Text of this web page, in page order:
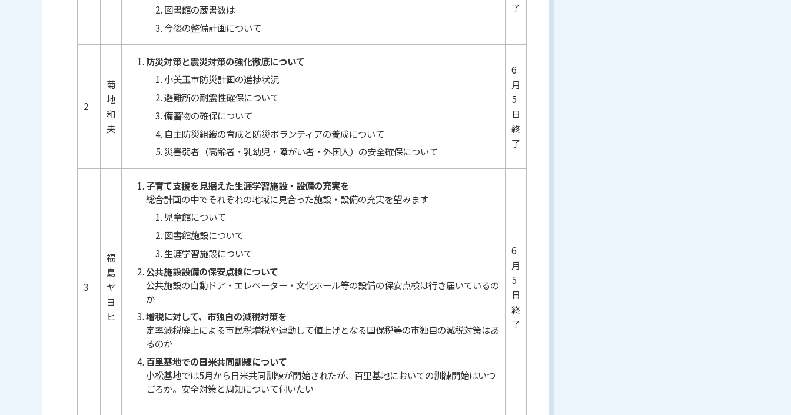
図書館の蔵書数は
今後の整備計画について
了
2
菊
地
和
夫
防災対策と震災対策の強化徹底について
小美玉市防災計画の進捗状況
避難所の耐震性確保について
備蓄物の確保について
自主防災組織の育成と防災ボランティアの養成について
災害弱者（高齢者・乳幼児・障がい者・外国人）の安全確保について
6
月
5
日
終
了
3
福
島
ヤ
ヨ
ヒ
子育て支援を見据えた生涯学習施設・設備の充実を
総合計画の中でそれぞれの地域に見合った施設・設備の充実を望みます
児童館について
図書館施設について
生涯学習施設について
公共施設設備の保安点検について
公共施設の自動ドア・エレベーター・文化ホール等の設備の保安点検は行き届いているの
か
増税に対して、市独自の減税対策を
定率減税廃止による市民税増税や連動して値上げとなる国保税等の市独自の減税対策はあ
るのか
百里基地での日米共同訓練について
小松基地では5月から日米共同訓練が開始されたが、百里基地においての訓練開始はいつ
ごろか。安全対策と周知について伺いたい
6
月
5
日
終
了